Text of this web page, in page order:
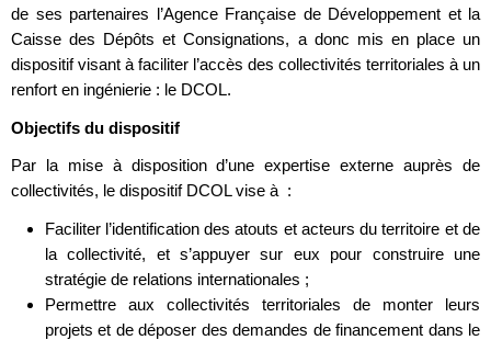
de ses partenaires l’Agence Française de Développement et la
Caisse des Dépôts et Consignations, a donc mis en place un
dispositif visant à faciliter l’accès des collectivités territoriales à un
renfort en ingénierie : le DCOL.
Objectifs du dispositif
Par la mise à disposition d’une expertise externe auprès de
collectivités, le dispositif DCOL vise à :
Faciliter l’identification des atouts et acteurs du territoire et de
la collectivité, et s’appuyer sur eux pour construire une
stratégie de relations internationales ;
Permettre aux collectivités territoriales de monter leurs
projets et de déposer des demandes de financement dans le